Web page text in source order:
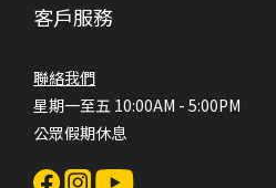
客戶服務
聯絡我們
星期一至五 10:00AM - 5:00PM
公眾假期休息